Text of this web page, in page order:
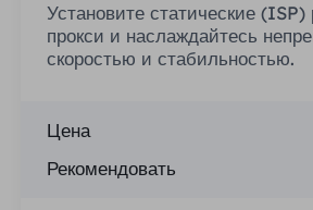
Установите статические
прокси и наслаждайтесь
скоростью и стабильностью.
Цена
Рекомендовать